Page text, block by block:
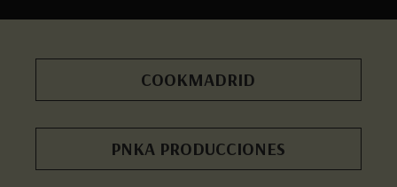
COOKMADRID
PNKA PRODUCCIONES